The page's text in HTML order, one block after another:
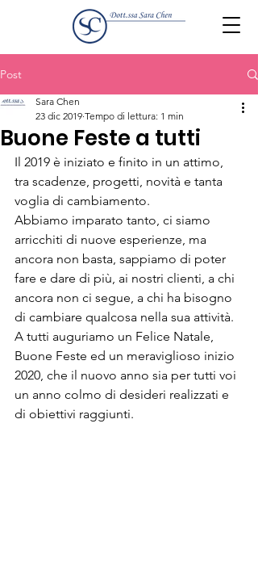
Post
Buone Feste a tutti
Sara Chen
23 dic 2019 Tempo di lettura: 1 min
Il 2019 è iniziato e finito in un attimo,
tra scadenze, progetti, novità e tanta
voglia di cambiamento.
Abbiamo imparato tanto, ci siamo
arricchiti di nuove esperienze, ma
ancora non basta, sappiamo di poter
fare e dare di più, ai nostri clienti, a chi
ancora non ci segue, a chi ha bisogno
di cambiare qualcosa nella sua attività.
A tutti auguriamo un Felice Natale,
Buone Feste ed un meraviglioso inizio
2020, che il nuovo anno sia per tutti voi
un anno colmo di desideri realizzati e
di obiettivi raggiunti.